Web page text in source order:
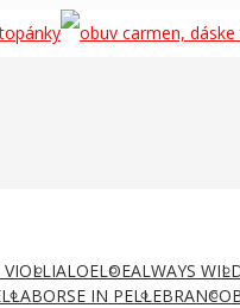
ALOELOEALWAYS
BORSE IN PELLEBRANCO